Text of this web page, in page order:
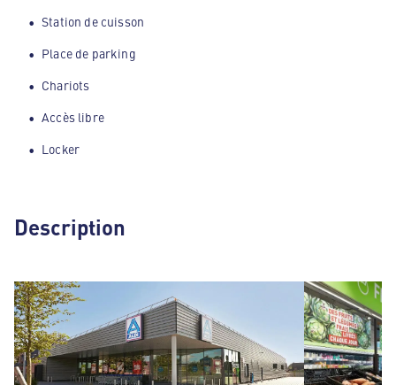
Station de cuisson
Place de parking
Chariots
Accès libre
Locker
Description